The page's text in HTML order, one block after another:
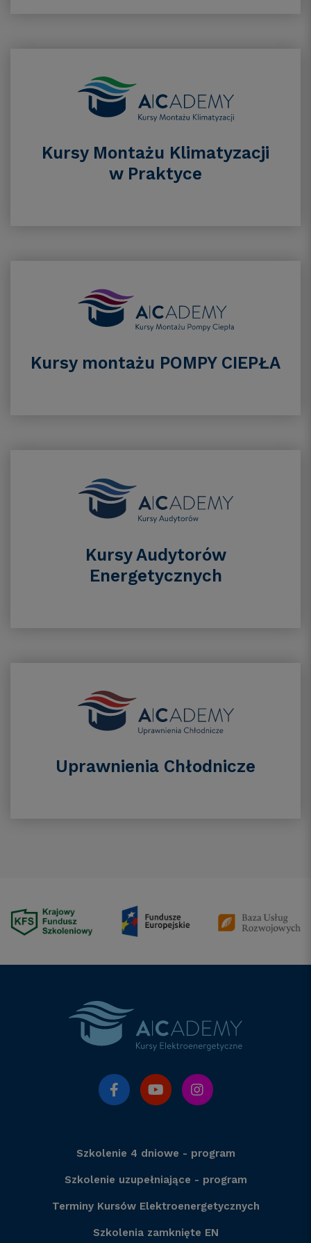
Kursy Montażu Klimatyzacji
w Praktyce
Kursy montażu POMPY CIEPŁA
Kursy Audytorów
Energetycznych
Uprawnienia Chłodnicze
Szkolenie 4 dniowe - program
Szkolenie uzupełniające - program
Terminy Kursów Elektroenergetycznych
Szkolenia zamknięte EN